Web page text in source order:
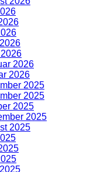
2026
2026
2025
2025
2025
2025
2025